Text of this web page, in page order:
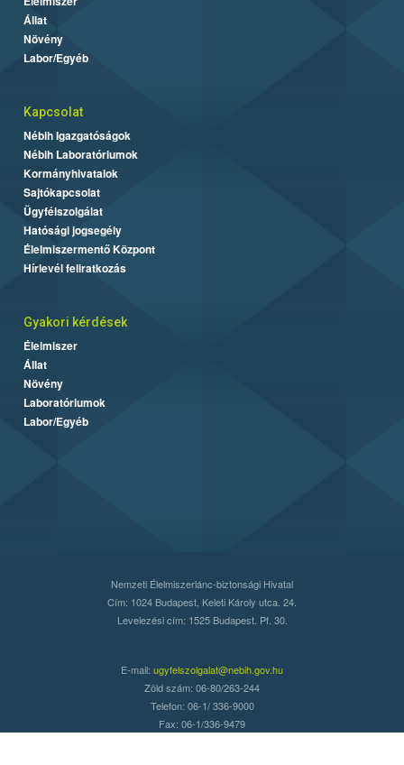
Állat
Növény
Labor/Egyéb
Kapcsolat
Nébih Igazgatóságok
Nébih Laboratóriumok
Kormányhivatalok
Sajtókapcsolat
Ügyfélszolgálat
Hatósági jogsegély
Élelmiszermentő Központ
Hírlevél feliratkozás
Gyakori kérdések
Élelmiszer
Állat
Növény
Laboratóriumok
Labor/Egyéb
Nemzeti Élelmiszerlánc-biztonsági Hivatal
Cím: 1024 Budapest, Keleti Károly utca. 24.
Levelezési cím: 1525 Budapest. Pf. 30.
E-mail: ugyfelszolgalat@nebih.gov.hu
Zöld szám: 06-80/263-244
Telefon: 06-1/ 336-9000
Fax: 06-1/336-9479